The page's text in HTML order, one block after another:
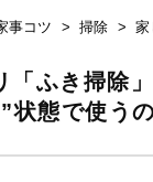
事コツ 掃除 家
「ふき掃除
状態で使う